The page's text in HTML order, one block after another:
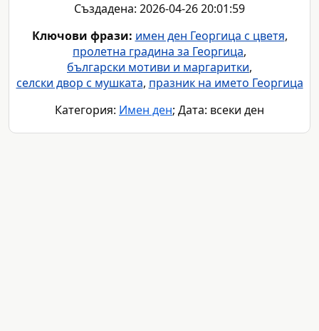
Създадена: 2026-04-26 20:01:59
Ключови фрази: имен ден Георгица с цветя,
пролетна градина за Георгица,
български мотиви и маргаритки,
селски двор с мушката, празник на името Георгица
Категория: Имен ден; Дата: всеки ден